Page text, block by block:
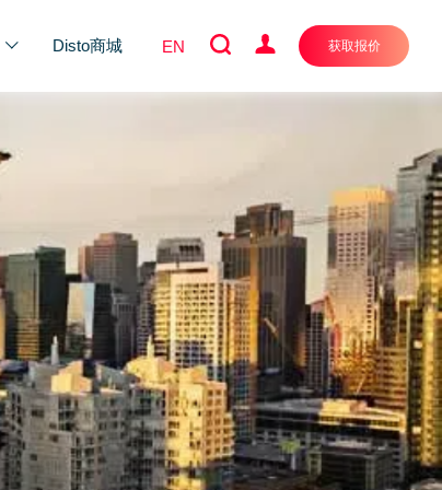
Disto商城 EN 获取报价